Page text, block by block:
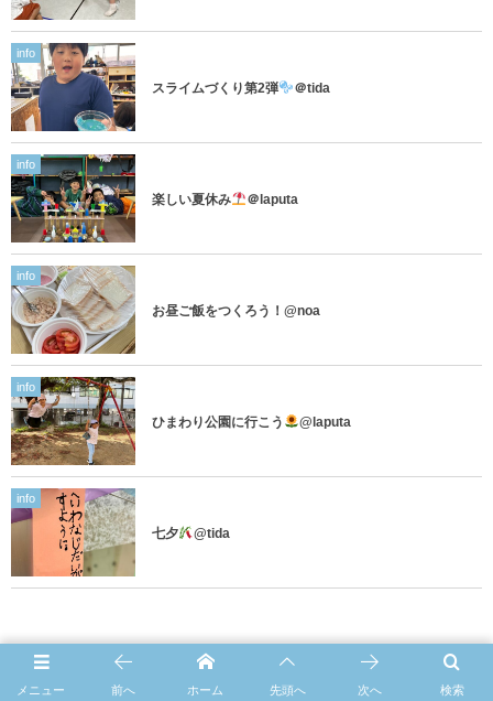
info
スライムづくり第2弾 ＠tida
info
楽しい夏休み ＠laputa
info
お昼ご飯をつくろう！@noa
info
ひまわり公園に行こう @laputa
info
七夕 @tida
メニュー 検索
前へ ホーム 先頭へ 次へ